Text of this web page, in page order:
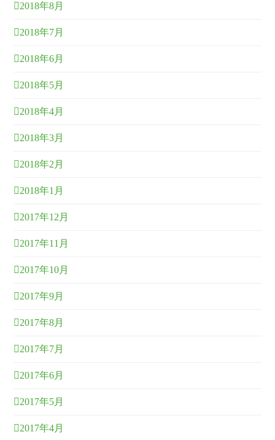
2018年8月
2018年7月
2018年6月
2018年5月
2018年4月
2018年3月
2018年2月
2018年1月
2017年12月
2017年11月
2017年10月
2017年9月
2017年8月
2017年7月
2017年6月
2017年5月
2017年4月